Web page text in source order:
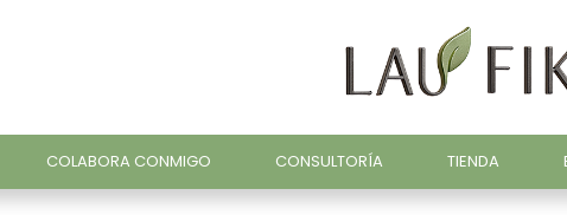
COLABORA CONMIGO CONSULTORÍA TIENDA